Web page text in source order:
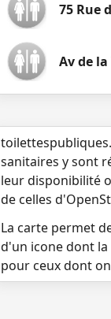
75 Rue
Av de
sanitaires y sont
leur disponibilité
de celles
La carte permet
d'un icone dont
pour ceux dont